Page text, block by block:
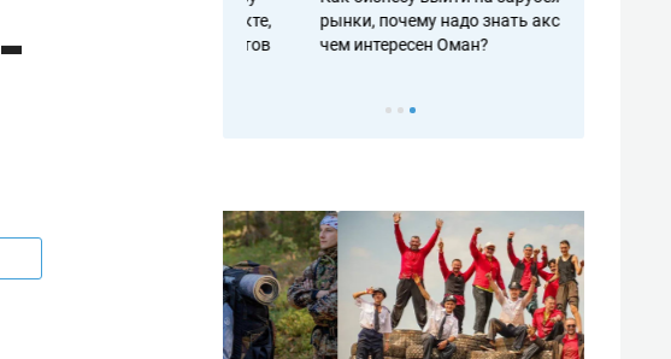
развитии без кредитов
рынки, почему надо знать аксакалов и
чем интересен Оман?